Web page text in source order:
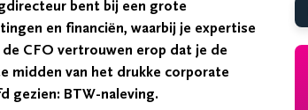
bent bij een grote
en financiën, waarbij je expertise
CFO vertrouwen erop dat je de
midden van het drukke corporate
gezien: BTW-naleving.